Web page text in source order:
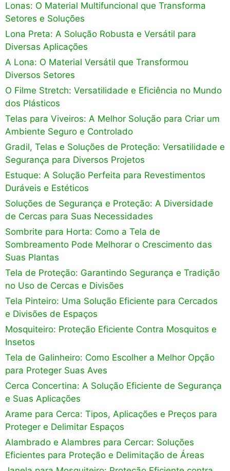
Lonas: O Material Multifuncional que Transforma
Setores e Soluções
Lona Preta: A Solução Robusta e Versátil para
Diversas Aplicações
A Lona: O Material Versátil que Transformou
Diversos Setores
O Filme Stretch: Versatilidade e Eficiência no Mundo
dos Plásticos
Telas para Viveiros: A Melhor Solução para Criar um
Ambiente Seguro e Controlado
Gradil, Telas e Soluções de Proteção: Versatilidade e
Segurança para Diversos Projetos
Estuque: A Solução Perfeita para Revestimentos
Duráveis e Estéticos
Soluções de Segurança e Proteção: A Diversidade
de Cercas para Suas Necessidades
Sombrite para Horta: Como a Tela de
Sombreamento Pode Melhorar o Crescimento das
Suas Plantas
Tela de Proteção: Garantindo Segurança e Tradição
no Uso de Cercas e Divisões
Tela Pinteiro: Uma Solução Eficiente para Cercados
e Divisões de Espaços
Mosquiteiro: Proteção Eficiente Contra Mosquitos e
Insetos
Tela de Galinheiro: Como Escolher a Melhor Opção
para Proteger Suas Aves
Cerca Concertina: A Solução Eficiente de Segurança
e Suas Aplicações
Arame para Cerca: Tipos, Aplicações e Preços para
Proteger e Delimitar Espaços
Alambrado e Alambres para Cercar: Soluções
Eficientes para Proteção e Delimitação de Áreas